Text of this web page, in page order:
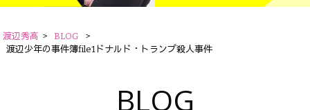
渡辺秀高 > BLOG
>
渡辺少年の事件簿file1ドナルド・トランプ殺人事件
BLOG